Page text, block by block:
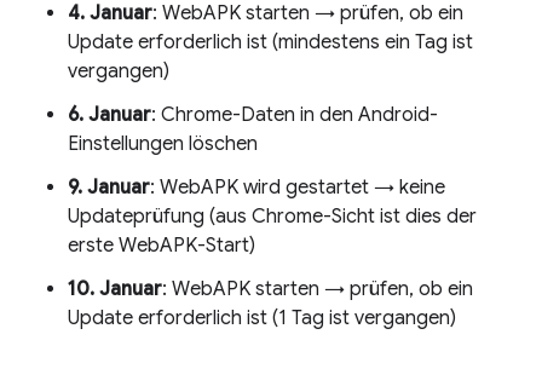
4. Januar: WebAPK starten → prüfen, ob ein
Update erforderlich ist (mindestens ein Tag ist
vergangen)
6. Januar: Chrome-Daten in den Android-
Einstellungen löschen
9. Januar: WebAPK wird gestartet → keine
Updateprüfung (aus Chrome-Sicht ist dies der
erste WebAPK-Start)
10. Januar: WebAPK starten → prüfen, ob ein
Update erforderlich ist (1 Tag ist vergangen)